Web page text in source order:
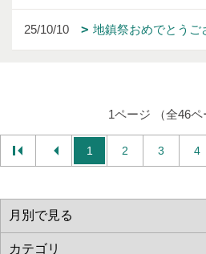
25/10/10 地鎮祭おめでとうご
1ページ （全46ペ
1 2 3 4